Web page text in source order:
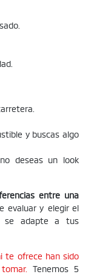
y buscas algo
un look
entre una
evaluar y elegir el
se adapte a tus
te ofrece han sido
Tenemos 5